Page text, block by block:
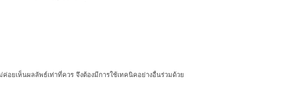
ยเห็นผลลัพธ์เท่าที่ควร จึงต้องมีการใช้เทคนิคอย่างอื่นร่วมด้วย